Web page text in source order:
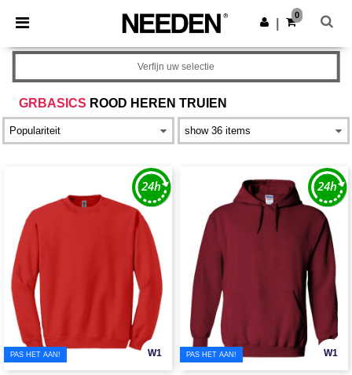
× Needen-app
Betere prijzen in de app!
Download app
0
GRBASICS ROOD HEREN TRUIEN
Verfijn uw selectie
W1
PAS HET AAN! W1
PAS HET AAN!